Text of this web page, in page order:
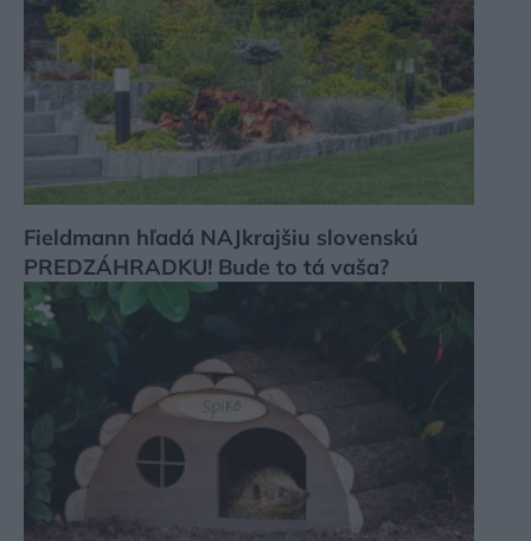
Fieldmann hľadá NAJkrajšiu slovenskú
PREDZÁHRADKU! Bude to tá vaša?